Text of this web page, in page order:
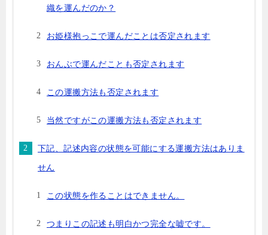
織を運んだのか？
お姫様抱っこで運んだことは否定されます
おんぶで運んだことも否定されます
この運搬方法も否定されます
当然ですがこの運搬方法も否定されます
下記、記述内容の状態を可能にする運搬方法はありま
せん
この状態を作ることはできません。
つまりこの記述も明白かつ完全な嘘です。